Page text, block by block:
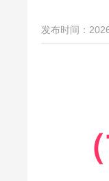
发布时间：